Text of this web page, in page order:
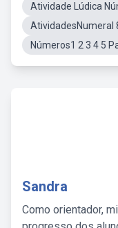
Atividade Lúdica
AtividadesNumeral
Números1 2 3 4 5
Sandra
Como orientador,